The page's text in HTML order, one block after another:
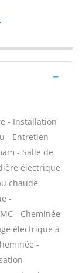
- Installation
- Entretien
- Salle de
électrique
chaude
-
- Cheminée
électrique à
-